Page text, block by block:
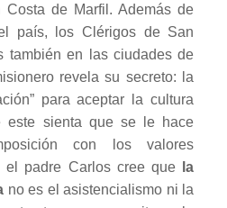
de Marfil. Además de
país, los Clérigos de San
también en las ciudades de
revela su secreto: la
para aceptar la cultura
este sienta que se le hace
con los valores
el padre Carlos cree que
la
no es el asistencialismo ni la